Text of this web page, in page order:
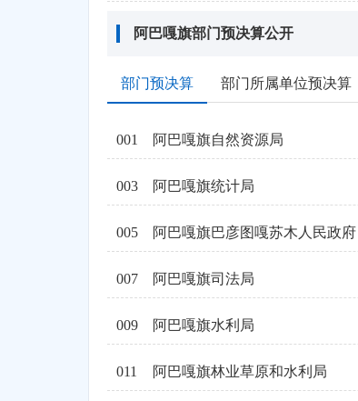
阿巴嘎旗部门预决算公开
部门预决算 部门所属单位预决算
001 阿巴嘎旗自然资源局
003 阿巴嘎旗统计局
005 阿巴嘎旗巴彦图嘎苏木人民政府
007 阿巴嘎旗司法局
009 阿巴嘎旗水利局
011 阿巴嘎旗林业草原和水利局